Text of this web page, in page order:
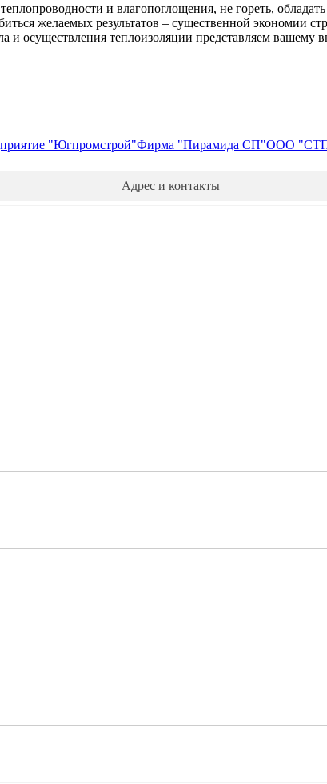
и влагопоглощения, не гореть,
желаемых результатов – существенной экономии
и осуществления теплоизоляции представляем
"Югпромстрой"Фирма "Пирамида СП"ООО
Адрес и контакты